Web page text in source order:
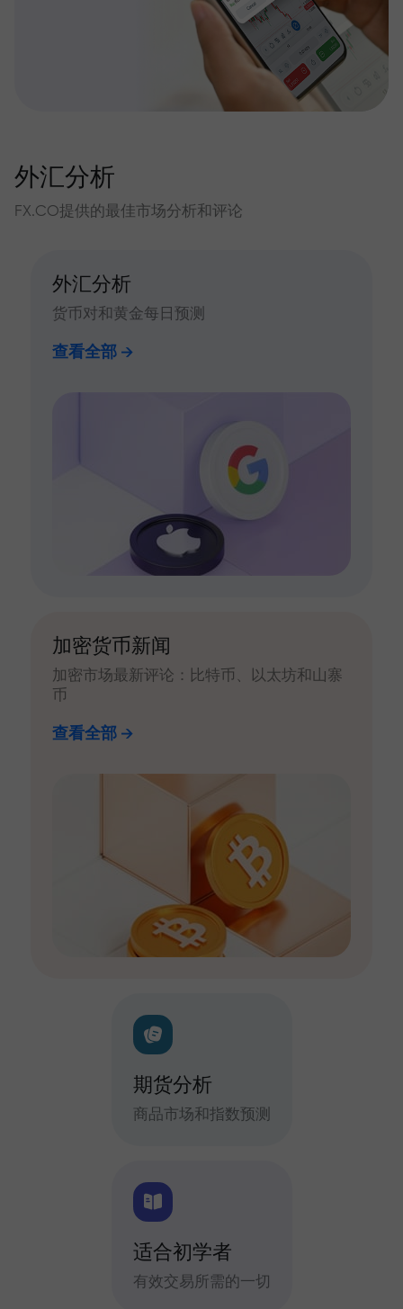
外汇分析
FX.CO提供的最佳市场分析和评论
外汇分析
货币对和黄金每日预测
查看全部
加密货币新闻
加密市场最新评论：比特币、以太坊和山寨
币
查看全部
期货分析
商品市场和指数预测
适合初学者
有效交易所需的一切